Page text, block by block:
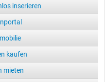
inserieren
kaufen
mieten